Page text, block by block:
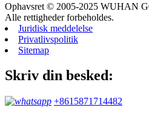
Ophavsret © 2005-2025 WUHAN
Alle rettigheder forbeholdes.
Juridisk meddelelse
Privatlivspolitik
Sitemap
Skriv din besked:
+8615871714482